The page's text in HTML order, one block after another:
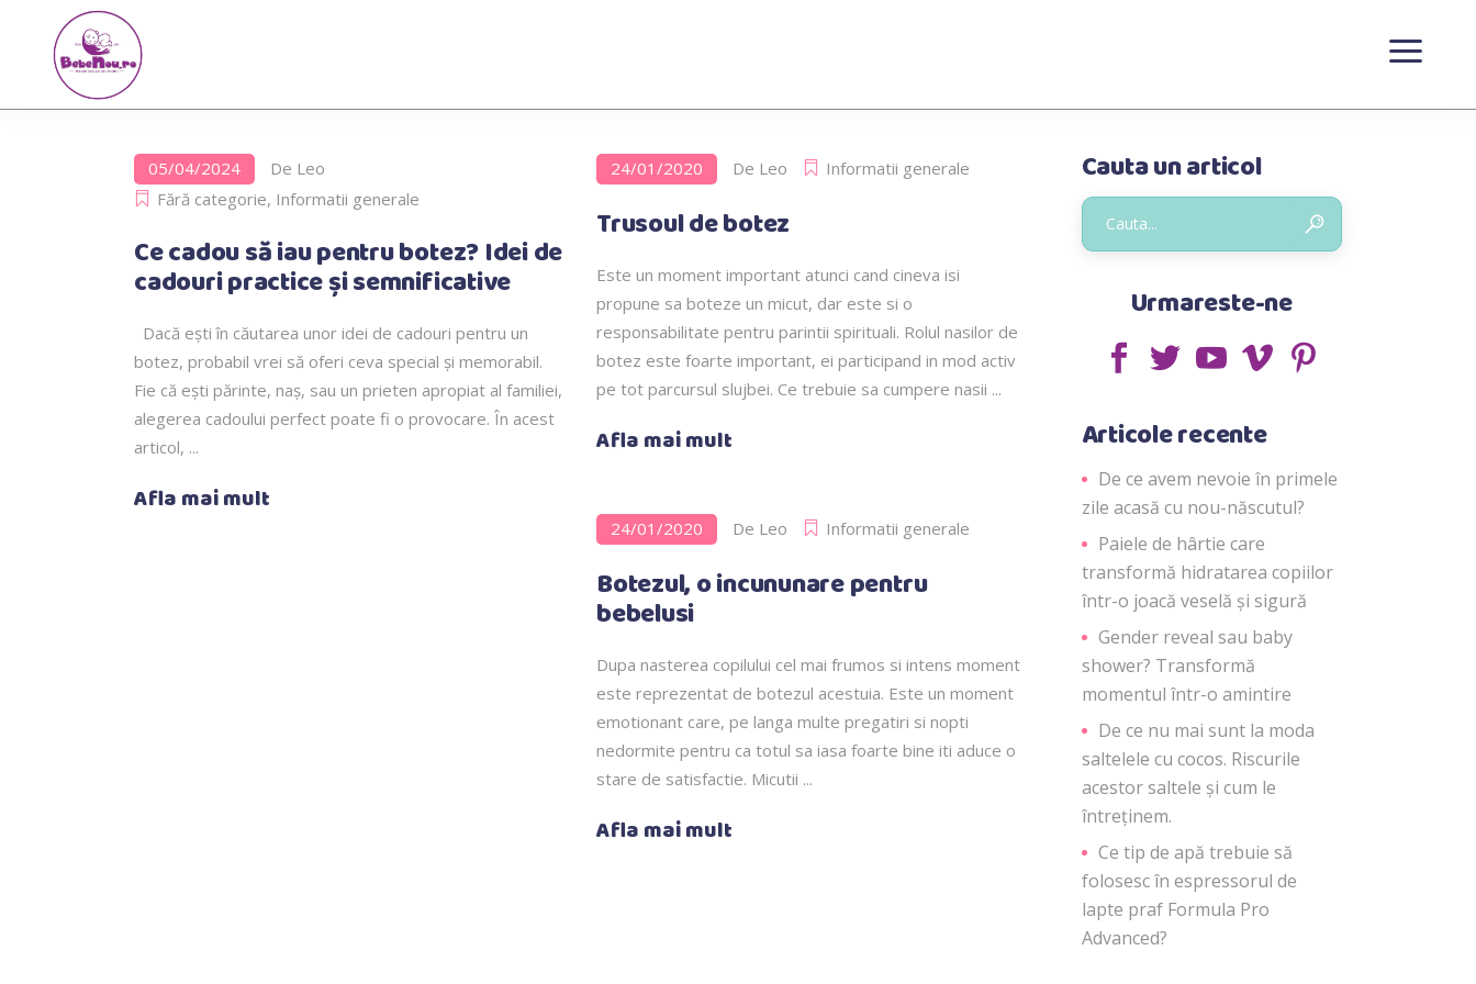
05/04/2024 De Leo
Fără categorie, Informatii generale
Ce cadou să iau pentru botez? Idei de
cadouri practice și semnificative
Dacă ești în căutarea unor idei de cadouri pentru un
botez, probabil vrei să oferi ceva special și memorabil.
Fie că ești părinte, naș, sau un prieten apropiat al familiei,
alegerea cadoului perfect poate fi o provocare. În acest
articol,
Afla mai mult
24/01/2020 De Leo Informatii generale
Trusoul de botez
Este un moment important atunci cand cineva isi
propune sa boteze un micut, dar este si o
responsabilitate pentru parintii spirituali. Rolul nasilor de
botez este foarte important, ei participand in mod activ
pe tot parcursul slujbei. Ce trebuie sa cumpere nasii
Afla mai mult
24/01/2020 De Leo Informatii generale
Botezul, o incununare pentru
bebelusi
Dupa nasterea copilului cel mai frumos si intens moment
este reprezentat de botezul acestuia. Este un moment
emotionant care, pe langa multe pregatiri si nopti
nedormite pentru ca totul sa iasa foarte bine iti aduce o
stare de satisfactie. Micutii
Afla mai mult
Cauta un articol
Urmareste-ne
Articole recente
De ce avem nevoie în primele
zile acasă cu nou-născutul?
Paiele de hârtie care
transformă hidratarea copiilor
într-o joacă veselă și sigură
Gender reveal sau baby
shower? Transformă
momentul într-o amintire
De ce nu mai sunt la moda
saltelele cu cocos. Riscurile
acestor saltele și cum le
întreținem.
Ce tip de apă trebuie să
folosesc în espressorul de
lapte praf Formula Pro
Advanced?